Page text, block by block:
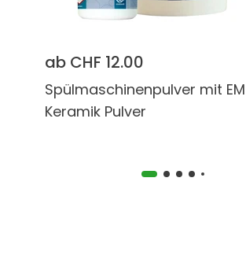
ab CHF 12.00
Spülmaschinenpulver mit EM
Keramik Pulver